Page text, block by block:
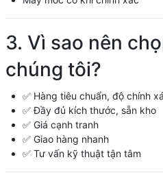
3. Vì sao nên
chúng tôi?
✅ Hàng tiêu chuẩn, độ chính
✅ Đầy đủ kích thước, sẵn kho
✅ Giá cạnh tranh
✅ Giao hàng nhanh
✅ Tư vấn kỹ thuật tận tâm